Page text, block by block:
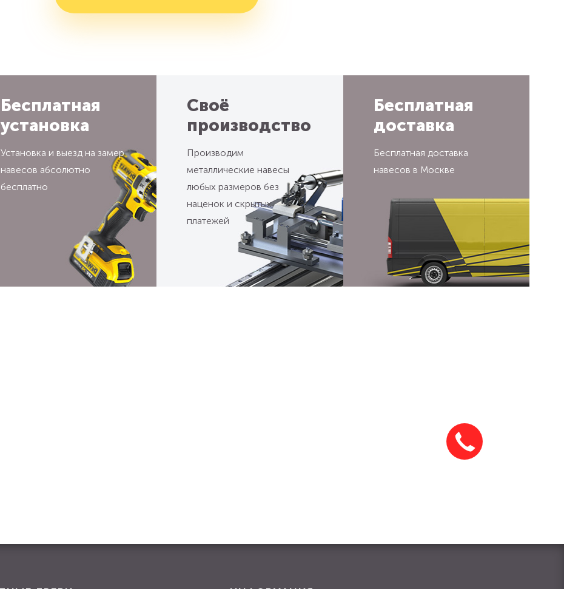
Бесплатная
установка
Установка и выезд на замер
навесов абсолютно
бесплатно
Своё
производство
Производим
металлические навесы
любых размеров без
наценок и скрытых
платежей
Бесплатная
доставка
Бесплатная доставка
навесов в Москве